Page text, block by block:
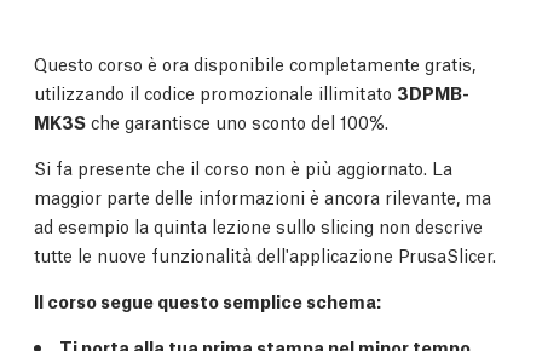
Questo corso è ora disponibile completamente gratis,
utilizzando il codice promozionale illimitato 3DPMB-
MK3S che garantisce uno sconto del 100%.
Si fa presente che il corso non è più aggiornato. La
maggior parte delle informazioni è ancora rilevante, ma
ad esempio la quinta lezione sullo slicing non descrive
tutte le nuove funzionalità dell'applicazione PrusaSlicer.
Il corso segue questo semplice schema:
Ti porta alla tua prima stampa nel minor tempo